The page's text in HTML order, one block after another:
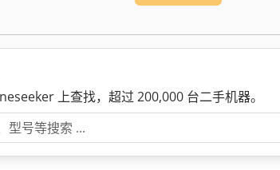
上查找，超过 200,000 台二手机器。